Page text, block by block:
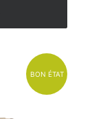
BON ÉTAT